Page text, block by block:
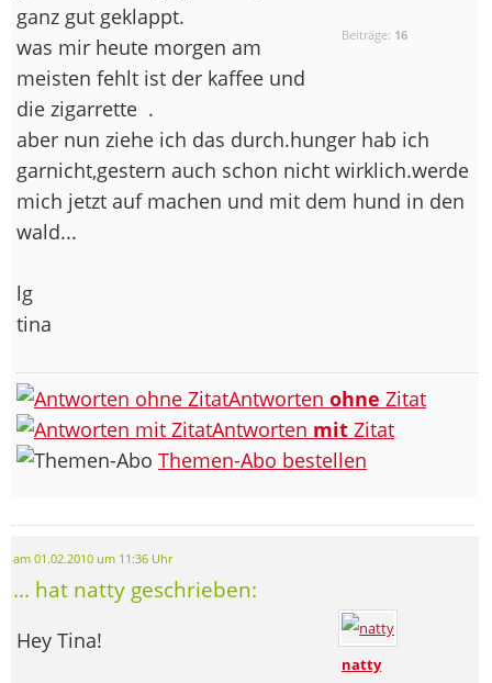
Beiträge: 16
ganz gut geklappt.
was mir heute morgen am
meisten fehlt ist der kaffee und
die zigarrette .
aber nun ziehe ich das durch.hunger hab ich
garnicht,gestern auch schon nicht wirklich.werde
mich jetzt auf machen und mit dem hund in den
wald...
lg
tina
Antworten ohne Zitat
Antworten mit Zitat
Themen-Abo bestellen
am 01.02.2010 um 11:36 Uhr
... hat natty geschrieben:
natty
Hey Tina!